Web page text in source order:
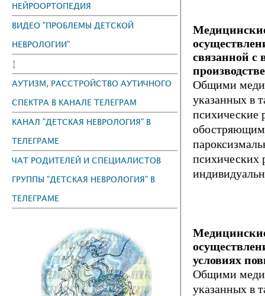
НЕЙРООРТОПЕДИЯ
ВИДЕО "ПРОБЛЕМЫ ДЕТСКОЙ
НЕВРОЛОГИИ"
↕
АУТИЗМ, РАССТРОЙСТВО АУТИЧНОГО
СПЕКТРА В КАНАЛЕ ТЕЛЕГРАМ
КАНАЛ "ДЕТСКАЯ НЕВРОЛОГИЯ" В
ТЕЛЕГРАМЕ
ЧАТ РОДИТЕЛЕЙ И СПЕЦИАЛИСТОВ
ГРУППЫ "ДЕТСКАЯ НЕВРОЛОГИЯ" В
ТЕЛЕГРАМЕ
связанной с
Общими
указанных в
психические
психических
условиях
Общими
указанных в